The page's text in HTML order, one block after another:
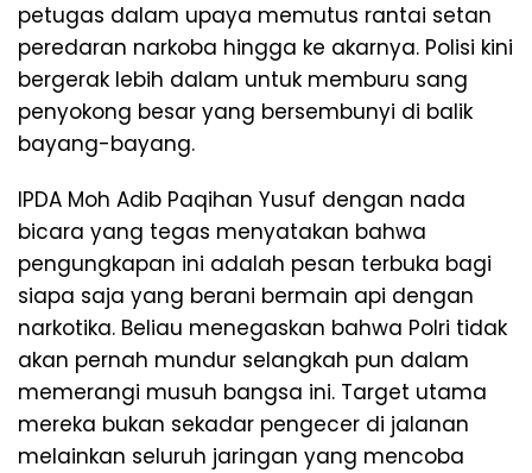
petugas dalam upaya memutus rantai setan
peredaran narkoba hingga ke akarnya. Polisi kini
bergerak lebih dalam untuk memburu sang
penyokong besar yang bersembunyi di balik
bayang-bayang.
​IPDA Moh Adib Paqihan Yusuf dengan nada
bicara yang tegas menyatakan bahwa
pengungkapan ini adalah pesan terbuka bagi
siapa saja yang berani bermain api dengan
narkotika. Beliau menegaskan bahwa Polri tidak
akan pernah mundur selangkah pun dalam
memerangi musuh bangsa ini. Target utama
mereka bukan sekadar pengecer di jalanan
melainkan seluruh jaringan yang mencoba